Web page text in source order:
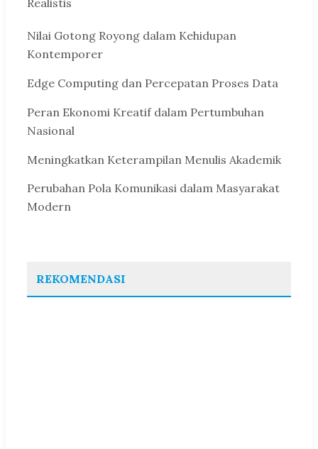
Realistis
Nilai Gotong Royong dalam Kehidupan
Kontemporer
Edge Computing dan Percepatan Proses Data
Peran Ekonomi Kreatif dalam Pertumbuhan
Nasional
Meningkatkan Keterampilan Menulis Akademik
Perubahan Pola Komunikasi dalam Masyarakat
Modern
REKOMENDASI